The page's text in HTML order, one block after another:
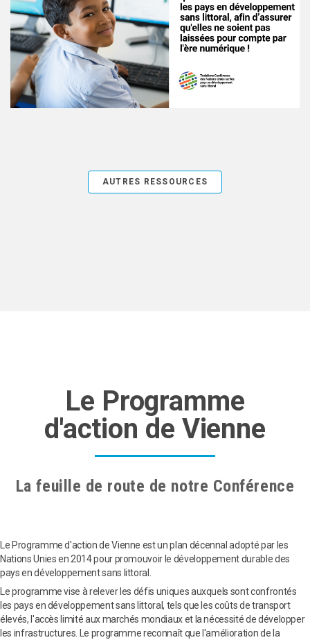
AUTRES RESSOURCES
Le Programme
d'action de Vienne
La feuille de route de notre Conférence
Le Programme d'action de Vienne est un plan décennal adopté par les
Nations Unies en 2014 pour promouvoir le développement durable des
pays en développement sans littoral.
Le programme vise à relever les défis uniques auxquels sont confrontés
les pays en développement sans littoral, tels que les coûts de transport
élevés, l'accès limité aux marchés mondiaux et la nécessité de développer
les infrastructures. Le programme reconnaît que l'amélioration de la